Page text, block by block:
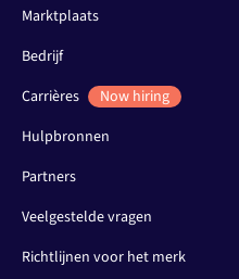
Marktplaats
Bedrijf
Carrières
Now hiring
Hulpbronnen
Partners
Veelgestelde vragen
Richtlijnen voor het merk